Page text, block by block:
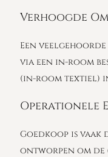
Verhoogde
Een
via een in-room
(in-room textiel)
Operationele
Goedkoop is
ontworpen om